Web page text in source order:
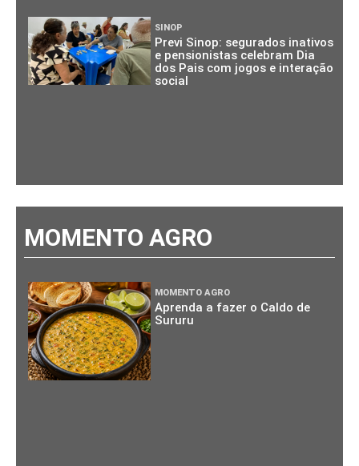
SINOP
Previ Sinop: segurados inativos
e pensionistas celebram Dia
dos Pais com jogos e interação
social
MOMENTO AGRO
MOMENTO AGRO
Aprenda a fazer o Caldo de
Sururu